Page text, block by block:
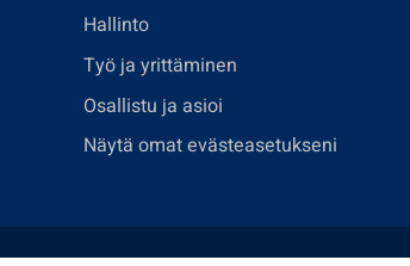
Hallinto
Työ ja yrittäminen
Osallistu ja asioi
Näytä omat evästeasetukseni